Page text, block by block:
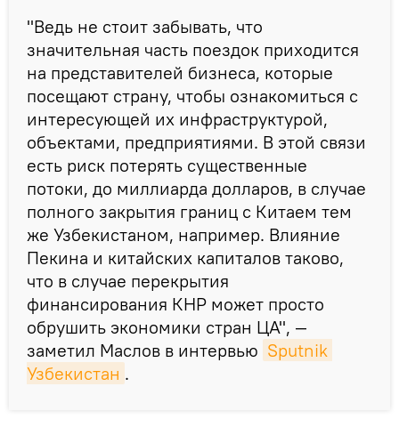
"Ведь не стоит забывать, что
значительная часть поездок приходится
на представителей бизнеса, которые
посещают страну, чтобы ознакомиться с
интересующей их инфраструктурой,
объектами, предприятиями. В этой связи
есть риск потерять существенные
потоки, до миллиарда долларов, в случае
полного закрытия границ с Китаем тем
же Узбекистаном, например. Влияние
Пекина и китайских капиталов таково,
что в случае перекрытия
финансирования КНР может просто
обрушить экономики стран ЦА", —
заметил Маслов в интервью Sputnik
Узбекистан .